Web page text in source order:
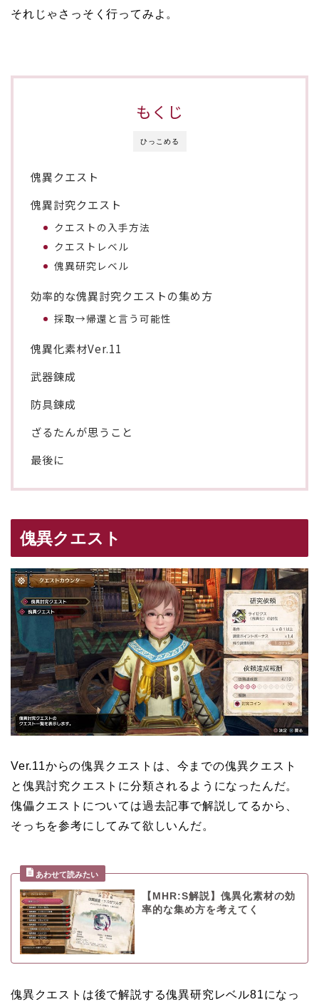
それじゃさっそく行ってみよ。
ひっこめる
もくじ
傀異クエスト
傀異討究クエスト
クエストの入手方法
クエストレベル
傀異研究レベル
効率的な傀異討究クエストの集め方
採取→帰還と言う可能性
傀異化素材Ver.11
武器錬成
防具錬成
ざるたんが思うこと
最後に
傀異クエスト
Ver.11からの傀異クエストは、今までの傀異クエスト
と傀異討究クエストに分類されるようになったんだ。
傀儡クエストについては過去記事で解説してるから、
そっちを参考にしてみて欲しいんだ。
【MHR:S解説】傀異化素材の効
率的な集め方を考えてく
傀異クエストは後で解説する傀異研究レベル81になっ